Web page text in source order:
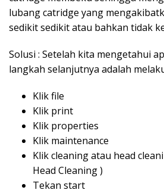
lubang catridge yang
sedikit sedikit atau bahkan tidak
Solusi : Setelah kita mengetahui
langkah selanjutnya adalah
Klik file
Klik print
Klik properties
Klik maintenance
Klik cleaning atau head
Head Cleaning )
Tekan start